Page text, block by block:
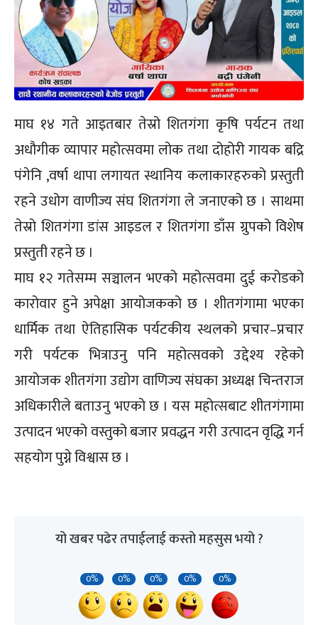
माघ १४ गते आइतबार तेस्रो शितगंगा कृषि पर्यटन तथा
अधौगीक व्यापार महोत्सवमा लोक तथा दोहोरी गायक बद्रि
पंगेनि ,वर्षा थापा लगायत स्थानिय कलाकारहरुको प्रस्तुती
रहने उधोग वाणीज्य संघ शितगंगा ले जनाएको छ । साथमा
तेस्रो शितगंगा डांस आइडल र शितगंगा डाँस ग्रुपको विशेष
प्रस्तुती रहने छ ।
माघ १२ गतेसम्म सञ्चालन भएको महोत्सवमा दुई करोडको
कारोवार हुने अपेक्षा आयोजकको छ । शीतगंगामा भएका
धार्मिक तथा ऐतिहासिक पर्यटकीय स्थलको प्रचार–प्रचार
गरी पर्यटक भित्राउनु पनि महोत्सवको उद्देश्य रहेको
आयोजक शीतगंगा उद्योग वाणिज्य संघका अध्यक्ष चिन्तराज
अधिकारीले बताउनु भएको छ । यस महोत्सबाट शीतगंगामा
उत्पादन भएको वस्तुको बजार प्रवद्धन गरी उत्पादन वृद्धि गर्न
सहयोग पुग्ने विश्वास छ ।
यो खबर पढेर तपाईलाई कस्तो महसुस भयो ?
0% 0% 0% 0% 0%